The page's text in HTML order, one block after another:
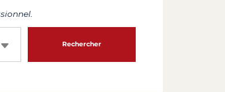
Rechercher